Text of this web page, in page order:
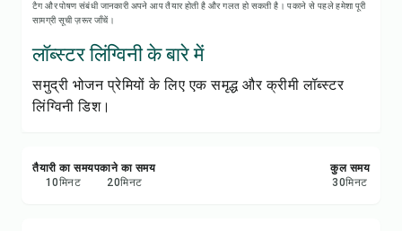
रेसिपी नोट्स
रेसिपी प्रिंट करें
टैग और पोषण संबंधी जानकारी अपने आप तैयार होती है और गलत हो सकती है। पकाने से पहले हमेशा पूरी
सामग्री सूची ज़रूर जाँचें।
लॉब्स्टर लिंग्विनी के बारे में
समुद्री भोजन प्रेमियों के लिए एक समृद्ध और क्रीमी लॉब्स्टर
लिंग्विनी डिश।
तैयारी का समय
10मिनट
पकाने का समय
20मिनट
कुल समय
30मिनट